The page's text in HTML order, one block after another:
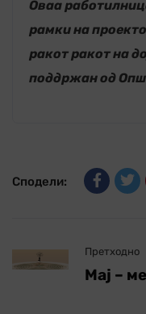
Оваа
рамки на
ракот ракот на
поддржан од
Сподели:
Претходно
Мај –